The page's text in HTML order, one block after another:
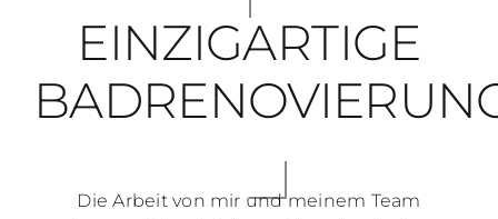
EINZIGARTIGE
Die Arbeit von mir und meinem Team